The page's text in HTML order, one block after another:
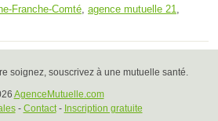
Franche-Comté agence mutuelle 21
soignez, souscrivez à une mutuelle santé.
AgenceMutuelle.com
- Contact- Inscription gratuite